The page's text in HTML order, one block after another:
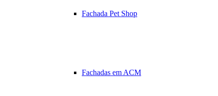
Fachada Pet Shop
Fachadas em ACM